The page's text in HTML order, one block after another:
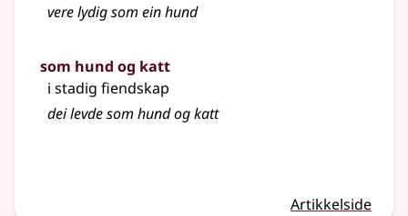
vere lydig som ein hund
som hund og katt
i stadig fiendskap
dei levde som hund og katt
Artikkelside